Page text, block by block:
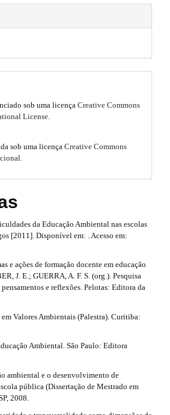
sob uma licença Creative Commons
License
sob uma licença Creative Commons
da Educação Ambiental nas escolas
[2011]. Disponível em: . Acesso em:
e ações de formação docente em educação
J. E.; GUERRA, A. F. S. (org.). Pesquisa
e reflexões. Pelotas: Editora da
Valores Ambientais (Palestra). Curitiba:
Ambiental. São Paulo: Editora
ambiental e o desenvolvimento de
pública (Dissertação de Mestrado em
2008.